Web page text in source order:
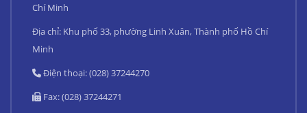
Chí Minh
Địa chỉ: Khu phố 33, phường Linh Xuân, Thành phố Hồ Chí
Minh
Điện thoại: (028) 37244270
Fax: (028) 37244271